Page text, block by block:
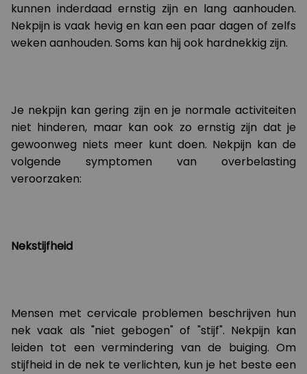
kunnen inderdaad ernstig zijn en lang aanhouden.
Nekpijn is vaak hevig en kan een paar dagen of zelfs
weken aanhouden. Soms kan hij ook hardnekkig zijn.
Je nekpijn kan gering zijn en je normale activiteiten
niet hinderen, maar kan ook zo ernstig zijn dat je
gewoonweg niets meer kunt doen. Nekpijn kan de
volgende symptomen van overbelasting
veroorzaken:
Nekstijfheid
Mensen met cervicale problemen beschrijven hun
nek vaak als "niet gebogen" of "stijf". Nekpijn kan
leiden tot een vermindering van de buiging. Om
stijfheid in de nek te verlichten, kun je het beste een